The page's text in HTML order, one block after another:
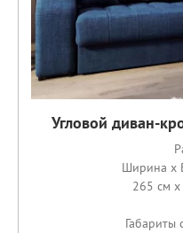
Угловой диван-
Ширина x
265 см
Габариты